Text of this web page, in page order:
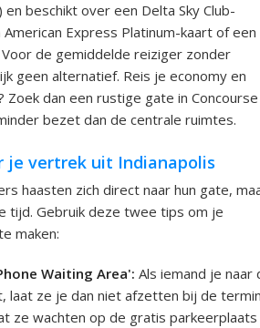
beschikt over een Delta Sky Club-
Express Platinum-kaart of een
de gemiddelde reiziger zonder
geen alternatief. Reis je economy en
Zoek dan een rustige gate in Concourse
bezet dan de centrale ruimtes.
je vertrek uit Indianapolis
haasten zich direct naar hun gate,
tijd. Gebruik deze twee tips om je
maken:
Waiting Area': Als iemand je naar
laat ze je dan niet afzetten bij de
ze wachten op de gratis parkeerplaats